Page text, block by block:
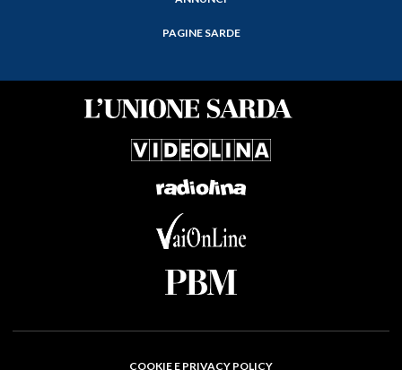
PAGINE SARDE
COOKIE E PRIVACY POLICY